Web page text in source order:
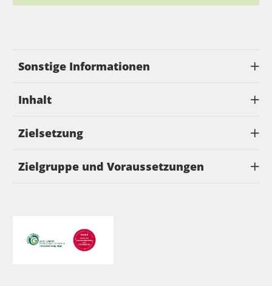
Sonstige Informationen
Inhalt
Zielsetzung
Zielgruppe und Voraussetzungen